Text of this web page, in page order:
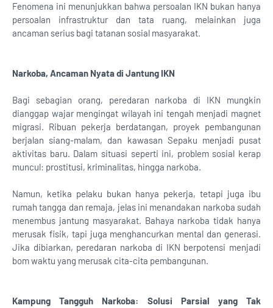
Fenomena ini menunjukkan bahwa persoalan IKN bukan hanya
persoalan infrastruktur dan tata ruang, melainkan juga
ancaman serius bagi tatanan sosial masyarakat.
Narkoba, Ancaman Nyata di Jantung IKN
Bagi sebagian orang, peredaran narkoba di IKN mungkin
dianggap wajar mengingat wilayah ini tengah menjadi magnet
migrasi. Ribuan pekerja berdatangan, proyek pembangunan
berjalan siang-malam, dan kawasan Sepaku menjadi pusat
aktivitas baru. Dalam situasi seperti ini, problem sosial kerap
muncul: prostitusi, kriminalitas, hingga narkoba.
Namun, ketika pelaku bukan hanya pekerja, tetapi juga ibu
rumah tangga dan remaja, jelas ini menandakan narkoba sudah
menembus jantung masyarakat. Bahaya narkoba tidak hanya
merusak fisik, tapi juga menghancurkan mental dan generasi.
Jika dibiarkan, peredaran narkoba di IKN berpotensi menjadi
bom waktu yang merusak cita-cita pembangunan.
Kampung Tangguh Narkoba: Solusi Parsial yang Tak